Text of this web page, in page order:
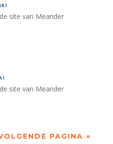
site van Meander
site van Meander
PAGINA »